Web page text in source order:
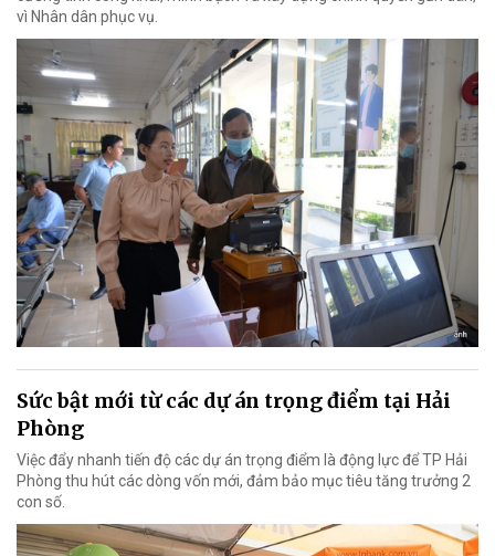
vì Nhân dân phục vụ.
Sức bật mới từ các dự án trọng điểm tại Hải
Phòng
Việc đẩy nhanh tiến độ các dự án trọng điểm là động lực để TP Hải
Phòng thu hút các dòng vốn mới, đảm bảo mục tiêu tăng trưởng 2
con số.